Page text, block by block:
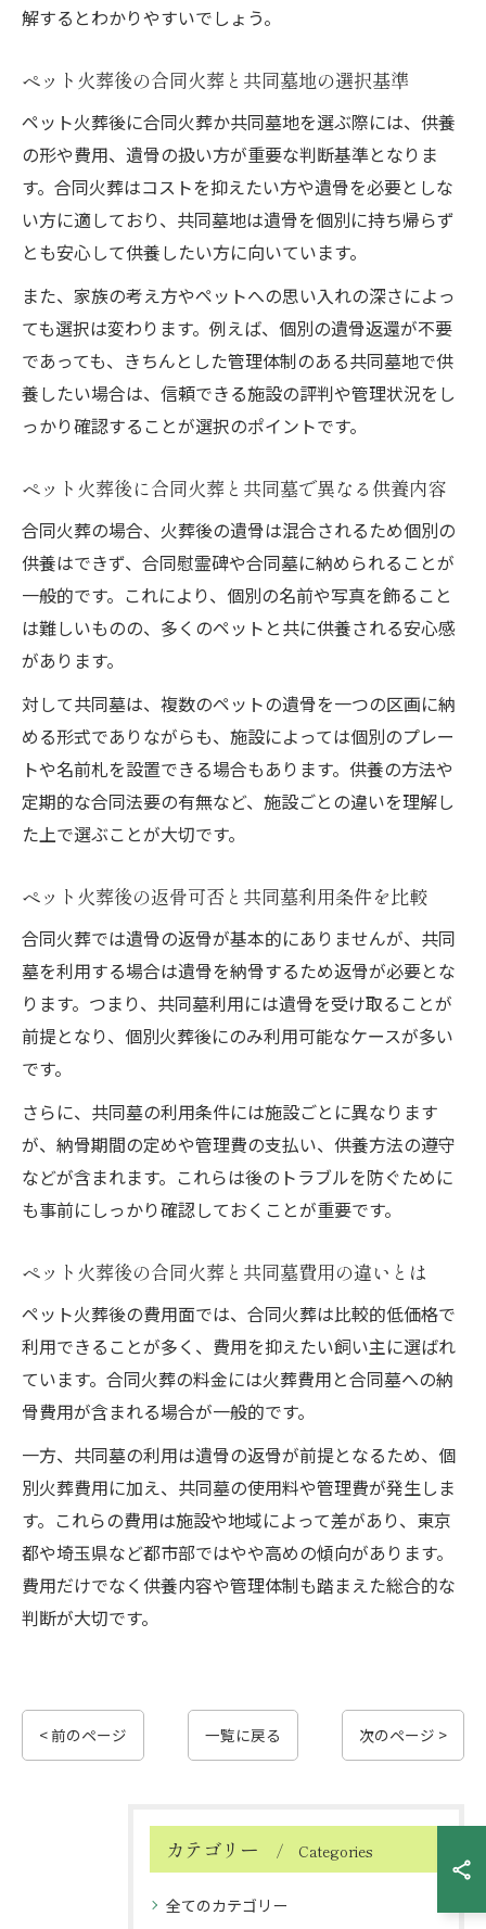
解するとわかりやすいでしょう。
ペット火葬後の合同火葬と共同墓地の選択基準
ペット火葬後に合同火葬か共同墓地を選ぶ際には、供養
の形や費用、遺骨の扱い方が重要な判断基準となりま
す。合同火葬はコストを抑えたい方や遺骨を必要としな
い方に適しており、共同墓地は遺骨を個別に持ち帰らず
とも安心して供養したい方に向いています。
また、家族の考え方やペットへの思い入れの深さによっ
ても選択は変わります。例えば、個別の遺骨返還が不要
であっても、きちんとした管理体制のある共同墓地で供
養したい場合は、信頼できる施設の評判や管理状況をし
っかり確認することが選択のポイントです。
ペット火葬後に合同火葬と共同墓で異なる供養内容
合同火葬の場合、火葬後の遺骨は混合されるため個別の
供養はできず、合同慰霊碑や合同墓に納められることが
一般的です。これにより、個別の名前や写真を飾ること
は難しいものの、多くのペットと共に供養される安心感
があります。
対して共同墓は、複数のペットの遺骨を一つの区画に納
める形式でありながらも、施設によっては個別のプレー
トや名前札を設置できる場合もあります。供養の方法や
定期的な合同法要の有無など、施設ごとの違いを理解し
た上で選ぶことが大切です。
ペット火葬後の返骨可否と共同墓利用条件を比較
合同火葬では遺骨の返骨が基本的にありませんが、共同
墓を利用する場合は遺骨を納骨するため返骨が必要とな
ります。つまり、共同墓利用には遺骨を受け取ることが
前提となり、個別火葬後にのみ利用可能なケースが多い
です。
さらに、共同墓の利用条件には施設ごとに異なります
が、納骨期間の定めや管理費の支払い、供養方法の遵守
などが含まれます。これらは後のトラブルを防ぐために
も事前にしっかり確認しておくことが重要です。
ペット火葬後の合同火葬と共同墓費用の違いとは
ペット火葬後の費用面では、合同火葬は比較的低価格で
利用できることが多く、費用を抑えたい飼い主に選ばれ
ています。合同火葬の料金には火葬費用と合同墓への納
骨費用が含まれる場合が一般的です。
一方、共同墓の利用は遺骨の返骨が前提となるため、個
別火葬費用に加え、共同墓の使用料や管理費が発生しま
す。これらの費用は施設や地域によって差があり、東京
都や埼玉県など都市部ではやや高めの傾向があります。
費用だけでなく供養内容や管理体制も踏まえた総合的な
判断が大切です。
< 前のページ 一覧に戻る 次のページ >
カテゴリー Categories
全てのカテゴリー